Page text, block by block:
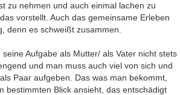
zu nehmen und auch einmal lachen zu
vorstellt. Auch das gemeinsame Erleben
denn es schweißt zusammen.
Aufgabe als Mutter/ als Vater nicht stets
und man muss auch viel von sich und
Paar aufgeben. Das was man bekommt,
bestimmten Blick ansieht, das entschädigt